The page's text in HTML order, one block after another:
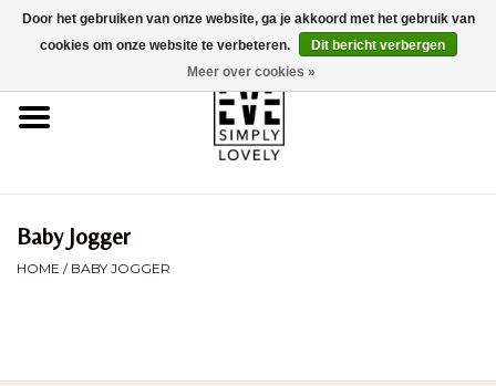
0 Artikelen - €0,00
Home
Duurzaamheid
Baby Jogger
HOME / BABY JOGGER
Door het gebruiken van onze website, ga je akkoord met het gebruik van
cookies om onze website te verbeteren.
Dit bericht verbergen
Meer over cookies »